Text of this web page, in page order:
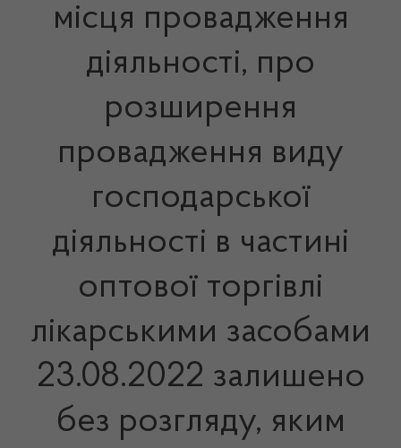
місця провадження
діяльності, про
розширення
провадження виду
господарської
діяльності в частині
оптової торгівлі
лікарськими засобами
23.08.2022 залишено
без розгляду, яким